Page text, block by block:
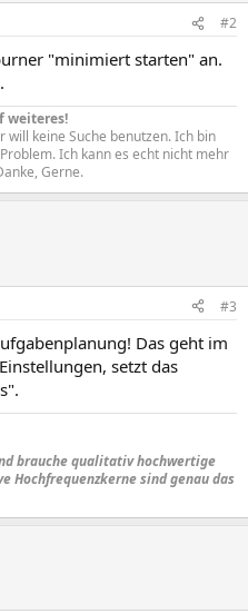
#2
"minimiert starten" an.
weiteres!
will keine Suche benutzen. Ich bin
Ich kann es echt nicht mehr
Gerne.​
#3
Das geht im
setzt das
brauche qualitativ hochwertige
Hochfrequenzkerne sind genau das